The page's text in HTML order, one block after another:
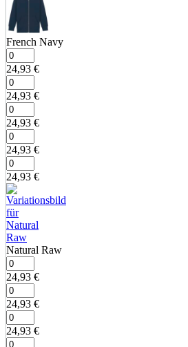
French Navy
24,93 €
24,93 €
24,93 €
24,93 €
24,93 €
Natural Raw
24,93 €
24,93 €
24,93 €